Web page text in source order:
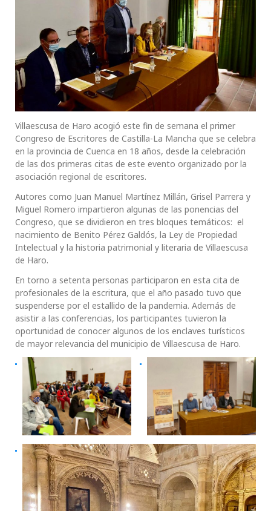
Villaescusa de Haro acogió este fin de semana el primer
Congreso de Escritores de Castilla-La Mancha que se celebra
en la provincia de Cuenca en 18 años, desde la celebración
de las dos primeras citas de este evento organizado por la
asociación regional de escritores.
Autores como Juan Manuel Martínez Millán, Grisel Parrera y
Miguel Romero impartieron algunas de las ponencias del
Congreso, que se dividieron en tres bloques temáticos: el
nacimiento de Benito Pérez Galdós, la Ley de Propiedad
Intelectual y la historia patrimonial y literaria de Villaescusa
de Haro.
En torno a setenta personas participaron en esta cita de
profesionales de la escritura, que el año pasado tuvo que
suspenderse por el estallido de la pandemia. Además de
asistir a las conferencias, los participantes tuvieron la
oportunidad de conocer algunos de los enclaves turísticos
de mayor relevancia del municipio de Villaescusa de Haro.